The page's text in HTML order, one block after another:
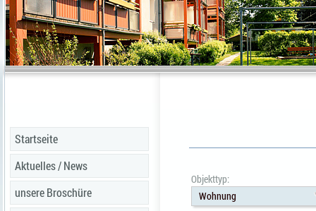
Startseite
Aktuelles / News
unsere Broschüre
Objekttyp:
Wohnung